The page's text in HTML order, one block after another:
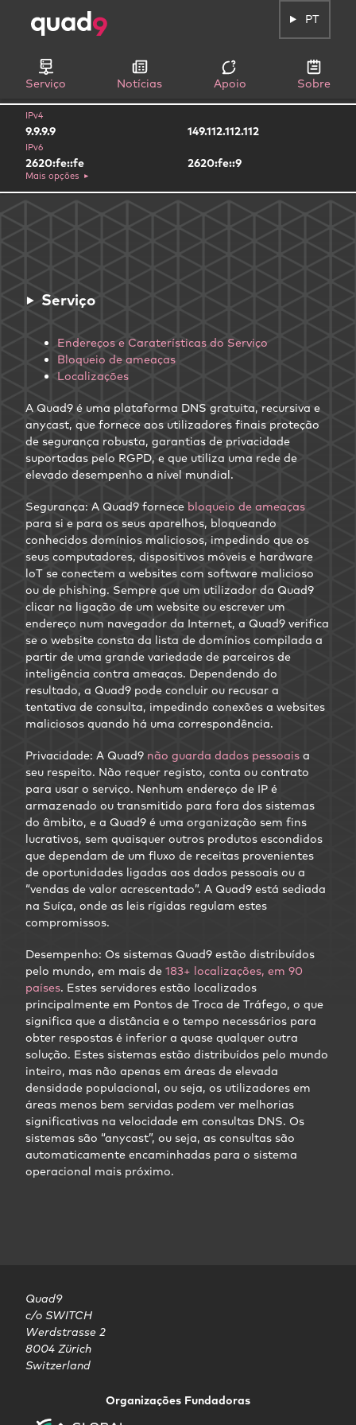
Serviço Notícias Apoio Sobre
PT
IPv4
9.9.9.9 149.112.112.112
IPv6
2620:fe::fe 2620:fe::9
Mais opções
Serviço
Endereços e Caraterísticas do Serviço
Bloqueio de ameaças
Localizaçōes
A Quad9 é uma plataforma DNS gratuita, recursiva e
anycast, que fornece aos utilizadores finais proteção
de segurança robusta, garantias de privacidade
suportadas pelo RGPD, e que utiliza uma rede de
elevado desempenho a nível mundial.
Segurança: A Quad9 fornece bloqueio de ameaças
para si e para os seus aparelhos, bloqueando
conhecidos domínios maliciosos, impedindo que os
seus computadores, dispositivos móveis e hardware
loT se conectem a websites com software malicioso
ou de phishing. Sempre que um utilizador da Quad9
clicar na ligação de um website ou escrever um
endereço num navegador da Internet, a Quad9 verifica
se o website consta da lista de domínios compilada a
partir de uma grande variedade de parceiros de
inteligência contra ameaças. Dependendo do
resultado, a Quad9 pode concluir ou recusar a
tentativa de consulta, impedindo conexões a websites
maliciosos quando há uma correspondência.
Privacidade: A Quad9 não guarda dados pessoais a
seu respeito. Não requer registo, conta ou contrato
para usar o serviço. Nenhum endereço de IP é
armazenado ou transmitido para fora dos sistemas
do âmbito, e a Quad9 é uma organização sem fins
lucrativos, sem quaisquer outros produtos escondidos
que dependam de um fluxo de receitas provenientes
de oportunidades ligadas aos dados pessoais ou a
“vendas de valor acrescentado”. A Quad9 está sediada
na Suíça, onde as leis rígidas regulam estes
compromissos.
Desempenho: Os sistemas Quad9 estão distribuídos
pelo mundo, em mais de 183+ localizações, em 90
países. Estes servidores estão localizados
principalmente em Pontos de Troca de Tráfego, o que
significa que a distância e o tempo necessários para
obter respostas é inferior a quase qualquer outra
solução. Estes sistemas estão distribuídos pelo mundo
inteiro, mas não apenas em áreas de elevada
densidade populacional, ou seja, os utilizadores em
áreas menos bem servidas podem ver melhorias
significativas na velocidade em consultas DNS. Os
sistemas são “anycast”, ou seja, as consultas são
automaticamente encaminhadas para o sistema
operacional mais próximo.
Quad9
c/o SWITCH
Werdstrasse 2
8004 Zürich
Switzerland
Organizações Fundadoras